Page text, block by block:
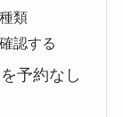
類
認する
予約なし